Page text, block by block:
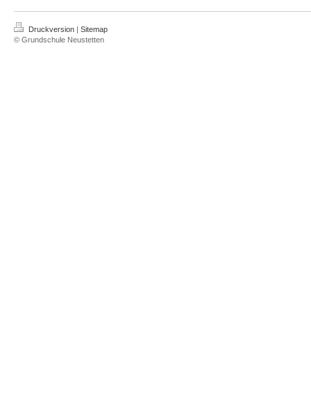
Druckversion | Sitemap
© Grundschule Neustetten